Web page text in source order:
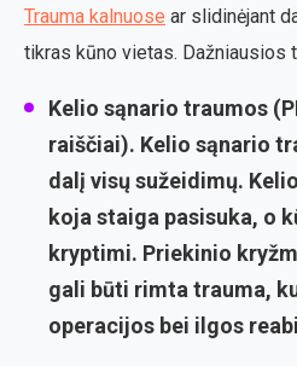
Trauma kalnuose ar slidinėjant
tikras kūno vietas. Dažniausios
Kelio sąnario traumos
raiščiai). Kelio sąnario
dalį visų sužeidimų.
koja staiga pasisuka, o
kryptimi. Priekinio
gali būti rimta trauma,
operacijos bei ilgos